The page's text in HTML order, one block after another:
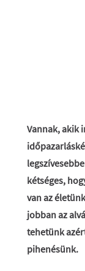
Vannak, akik
kétséges,
van az
jobban az
tehetünk
pihenésünk.